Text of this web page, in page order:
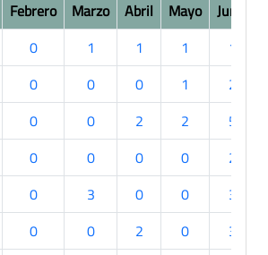
Febrero Marzo Abril Mayo Junio
0 1 1 1
1
0 0 0 1
2
0 0 2 2
5
0 0 0 0
2
0 3 0 0
3
0 0 2 0
3